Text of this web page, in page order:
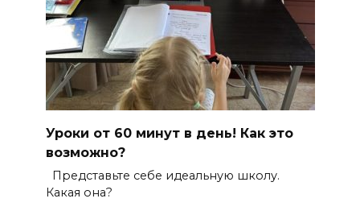
Уроки от 60 минут в день! Как это
возможно?
Представьте себе идеальную школу.
Какая она?